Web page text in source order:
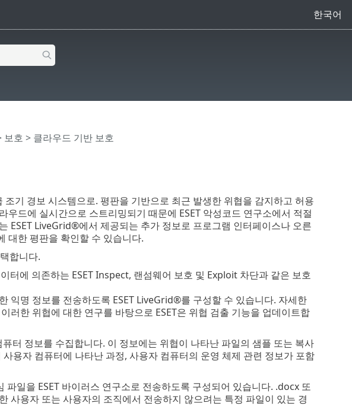
한국어
보호 > 클라우드 기반 보호
기 경보 시스템으로. 평판을 기반으로 최근 발생한 위협을 감지하고 허용
드에 실시간으로 스트리밍되기 때문에 ESET 악성코드 연구소에서 적절
ESET LiveGrid®에서 제공되는 추가 정보로 프로그램 인터페이스나 오른
대한 평판을 확인할 수 있습니다.
합니다.
터에 의존하는 ESET Inspect, 랜섬웨어 보호 및 Exploit 차단과 같은 보호
익명 정보를 전송하도록 ESET LiveGrid®를 구성할 수 있습니다. 자세한
러한 위협에 대한 연구를 바탕으로 ESET은 위협 검출 기능을 업데이트합
터 정보를 수집합니다. 이 정보에는 위협이 나타난 파일의 샘플 또는 복사
용자 컴퓨터에 나타난 과정, 사용자 컴퓨터의 운영 체제 관련 정보가 포함
일을 ESET 바이러스 연구소로 전송하도록 구성되어 있습니다. .docx 또
사용자 또는 사용자의 조직에서 전송하지 않으려는 특정 파일이 있는 경